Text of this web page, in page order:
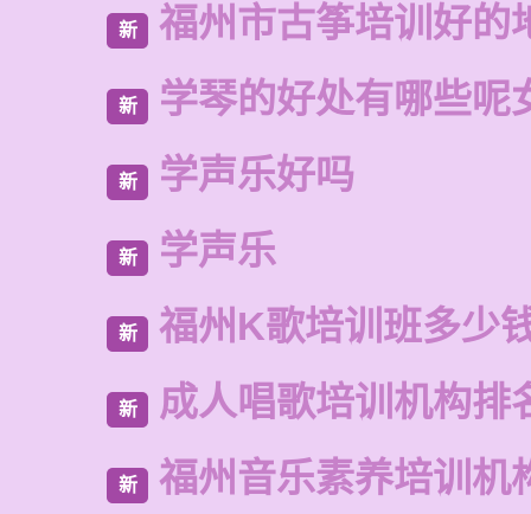
新 福州市古筝培训好的
新 学琴的好处有哪些呢
新 学声乐好吗
新 学声乐
新 福州K歌培训班多少
新 成人唱歌培训机构排
新 福州音乐素养培训机